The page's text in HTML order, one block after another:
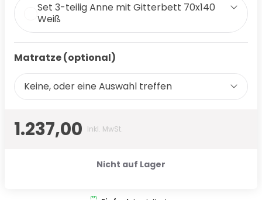
Set 3-teilig Anne mit Gitterbett 70x140
Weiß
Matratze (optional)
Keine, oder eine Auswahl treffen
1.237,00 Inkl. MwSt.
Nicht auf Lager